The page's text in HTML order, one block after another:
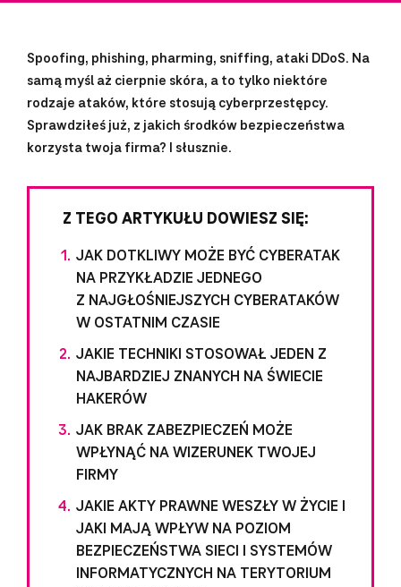
Spoofing, phishing, pharming, sniffing, ataki DDoS. Na
samą myśl aż cierpnie skóra, a to tylko niektóre
rodzaje ataków, które stosują cyberprzestępcy.
Sprawdziłeś już, z jakich środków bezpieczeństwa
korzysta twoja firma? I słusznie.
Z TEGO ARTYKUŁU DOWIESZ SIĘ:
JAK DOTKLIWY MOŻE BYĆ CYBERATAK
NA PRZYKŁADZIE JEDNEGO
Z NAJGŁOŚNIEJSZYCH CYBERATAKÓW
W OSTATNIM CZASIE
JAKIE TECHNIKI STOSOWAŁ JEDEN Z
NAJBARDZIEJ ZNANYCH NA ŚWIECIE
HAKERÓW
JAK BRAK ZABEZPIECZEŃ MOŻE
WPŁYNĄĆ NA WIZERUNEK TWOJEJ
FIRMY
JAKIE AKTY PRAWNE WESZŁY W ŻYCIE I
JAKI MAJĄ WPŁYW NA POZIOM
BEZPIECZEŃSTWA SIECI I SYSTEMÓW
INFORMATYCZNYCH NA TERYTORIUM